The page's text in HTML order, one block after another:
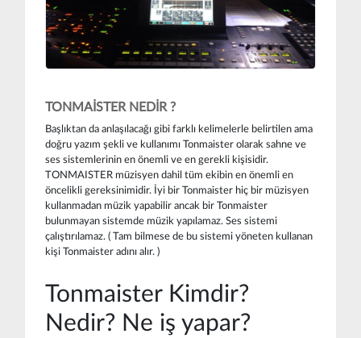
TONMAİSTER NEDİR ?
Başlıktan da anlaşılacağı gibi farklı kelimelerle belirtilen ama
doğru yazım şekli ve kullanımı Tonmaister olarak sahne ve
ses sistemlerinin en önemli ve en gerekli kişisidir.
TONMAISTER müzisyen dahil tüm ekibin en önemli en
öncelikli gereksinimidir. İyi bir Tonmaister hiç bir müzisyen
kullanmadan müzik yapabilir ancak bir Tonmaister
bulunmayan sistemde müzik yapılamaz. Ses sistemi
çalıştırılamaz. ( Tam bilmese de bu sistemi yöneten kullanan
kişi Tonmaister adını alır. )
Tonmaister Kimdir?
Nedir? Ne iş yapar?